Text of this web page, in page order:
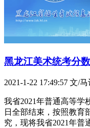
黑龙江美术统考分
2021-1-22 17:49:57 文/马
我省2021年普通高等学
日全部结束，按照教育
究，现将我省2021年普